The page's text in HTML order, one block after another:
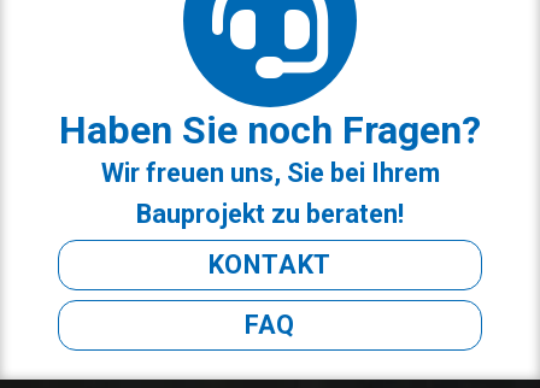
Haben Sie noch Fragen?
Wir freuen uns, Sie bei Ihrem
Bauprojekt zu beraten!
KONTAKT
FAQ